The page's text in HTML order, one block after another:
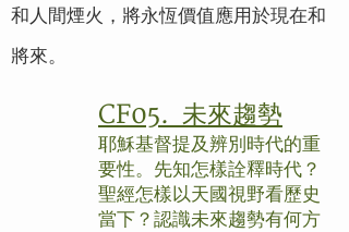
和人間煙火，將永恆價值應用於現在和
將來。
CF05. 未來趨勢
耶穌基督提及辨別時代的重
要性。先知怎樣詮釋時代？
聖經怎樣以天國視野看歷史
當下？認識未來趨勢有何方